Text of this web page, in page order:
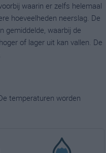
waarin er zelfs helemaal
hoeveelheden neerslag. De
gemiddelde, waarbij de
of lager uit kan vallen. De
temperaturen worden